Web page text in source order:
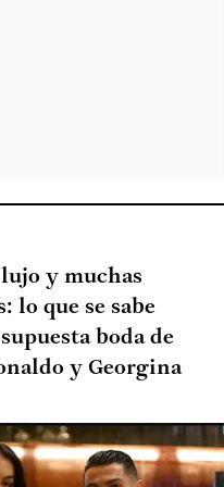
y muchas
lo que se sabe
boda de
y Georgina